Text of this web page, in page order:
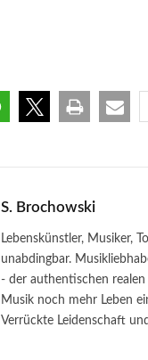
S. Brochowski
Lebenskünstler, Musiker,
unabdingbar.
- der authentischen
Musik noch mehr Leben
Verrückte Leidenschaft